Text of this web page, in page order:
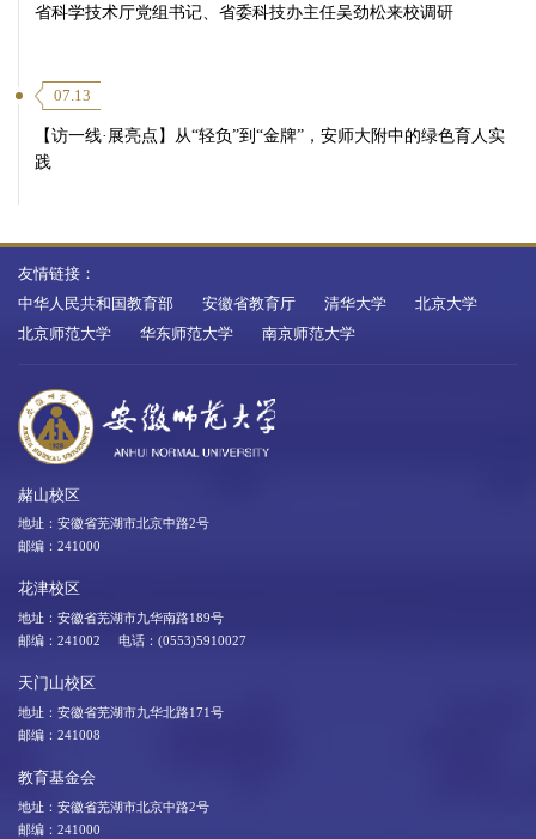
省科学技术厅党组书记、省委科技办主任吴劲松来校调研
07.13
【访一线·展亮点】从“轻负”到“金牌”，安师大附中的绿色育人实
践
友情链接：
中华人民共和国教育部
安徽省教育厅 清华大学
北京大学
北京师范大学
华东师范大学 南京师范大学
赭山校区
地址：安徽省芜湖市北京中路2号
邮编：241000
花津校区
地址：安徽省芜湖市九华南路189号
邮编：241002 电话：(0553)5910027
天门山校区
地址：安徽省芜湖市九华北路171号
邮编：241008
教育基金会
地址：安徽省芜湖市北京中路2号
邮编：241000